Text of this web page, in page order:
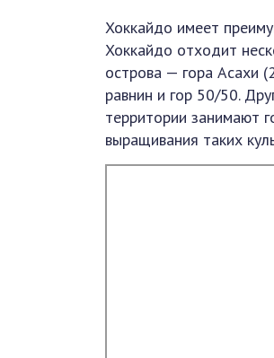
Хоккайдо имеет
Хоккайдо отходит
острова — гора Асахи
равнин и гор 50/50.
территории занимают
выращивания таких